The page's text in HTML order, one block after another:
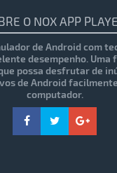
O NOX APP
de Android com
desempenho. Uma
possa desfrutar de
de Android
computador.